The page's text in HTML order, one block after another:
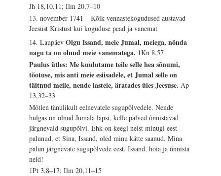
Jh 18,10.11; Ilm 20,7–10
13. november 1741 – Kõik vennastekogudused austavad
Jeesust Kristust kui koguduse pead ja vanemat
14. LaupäevOlgu Issand, meie Jumal, meiega, nõnda
nagu ta on olnud meie vanematega. 1Kn 8,57
Paulus ütles: Me kuulutame teile selle hea sõnumi,
tõotuse, mis anti meie esiisadele, et Jumal selle on
täitnud meile, nende lastele, äratades üles Jeesuse.Ap
13,32–33
Mõtlen tänulikult eelnevatele sugupõlvedele. Nende
hulgas on olnud Jumala lapsi, kelle palved õnnistavad
järgnevaid sugupõlvi. Ehk on keegi neist minugi eest
palunud, et Sina, Issand, oled minu kätte saanud. Mina
palun järgnevate sugupõlvede eest. Issand, hoia ja õnnista
neid!
1Pt 3,8–17; Ilm 20,11–15